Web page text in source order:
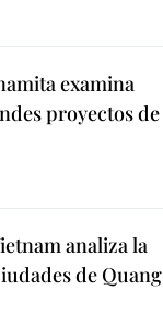
examina
proyectos de
analiza la
de Quang